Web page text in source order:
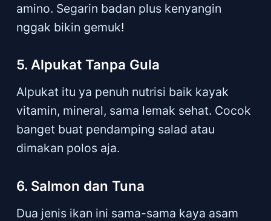
amino. Segarin badan plus kenyangin
nggak bikin gemuk!
5. Alpukat Tanpa Gula
Alpukat itu ya penuh nutrisi baik kayak
vitamin, mineral, sama lemak sehat. Cocok
banget buat pendamping salad atau
dimakan polos aja.
6. Salmon dan Tuna
Dua jenis ikan ini sama-sama kaya asam